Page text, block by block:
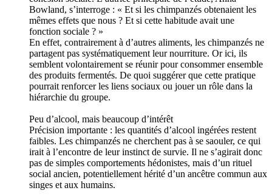
Bowland, s’interroge : « Et si les chimpanzés obtenaient les
mêmes effets que nous ? Et si cette habitude avait une
fonction sociale ? »
En effet, contrairement à d’autres aliments, les chimpanzés ne
partagent pas systématiquement leur nourriture. Or ici, ils
semblent volontairement se réunir pour consommer ensemble
des produits fermentés. De quoi suggérer que cette pratique
pourrait renforcer les liens sociaux ou jouer un rôle dans la
hiérarchie du groupe.
Peu d’alcool, mais beaucoup d’intérêt
Précision importante : les quantités d’alcool ingérées restent
faibles. Les chimpanzés ne cherchent pas à se saouler, ce qui
irait à l’encontre de leur instinct de survie. Il ne s’agirait donc
pas de simples comportements hédonistes, mais d’un rituel
social ancien, potentiellement hérité d’un ancêtre commun aux
singes et aux humains.